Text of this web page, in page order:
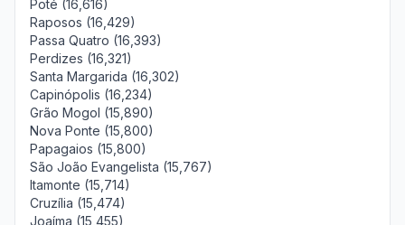
Poté (16,616)
Raposos (16,429)
Passa Quatro (16,393)
Perdizes (16,321)
Santa Margarida (16,302)
Capinópolis (16,234)
Grão Mogol (15,890)
Nova Ponte (15,800)
Papagaios (15,800)
São João Evangelista (15,767)
Itamonte (15,714)
Cruzília (15,474)
Joaíma (15,455)